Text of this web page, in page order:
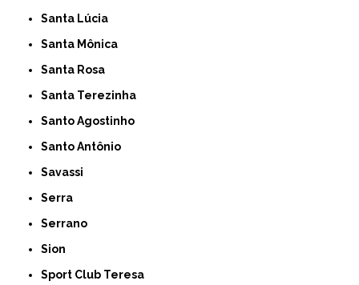
Santa Lúcia
Santa Mônica
Santa Rosa
Santa Terezinha
Santo Agostinho
Santo Antônio
Savassi
Serra
Serrano
Sion
Sport Club Teresa